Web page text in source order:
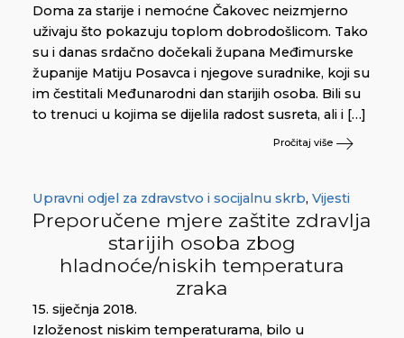
Doma za starije i nemoćne Čakovec neizmjerno
uživaju što pokazuju toplom dobrodošlicom. Tako
su i danas srdačno dočekali župana Međimurske
županije Matiju Posavca i njegove suradnike, koji su
im čestitali Međunarodni dan starijih osoba. Bili su
to trenuci u kojima se dijelila radost susreta, ali i […]
Pročitaj više
Upravni odjel za zdravstvo i socijalnu skrb, Vijesti
Preporučene mjere zaštite zdravlja
starijih osoba zbog
hladnoće/niskih temperatura
zraka
15. siječnja 2018.
Izloženost niskim temperaturama, bilo u